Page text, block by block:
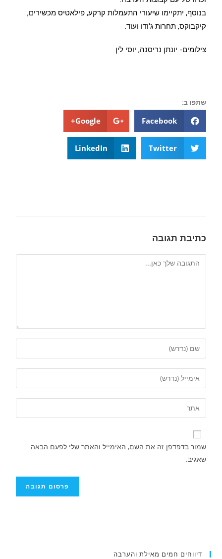
בנוסף, יתקיימו שיעורי התעמלות קרקע, פילאטיס מכשירים,
קיקבוקס, תחרות ג'ודו ועוד.
צילומים- יונתן נריסנה, יוסי לין
שתפו ב:
Facebook
Google+
Twitter
LinkedIn
כתיבת תגובה
שמור בדפדפן זה את השם, האימייל והאתר שלי לפעם הבאה
שאגיב.
דיווחים חמים מאילת והערבה